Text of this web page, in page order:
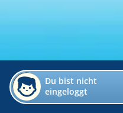
Du bist nicht
eingeloggt